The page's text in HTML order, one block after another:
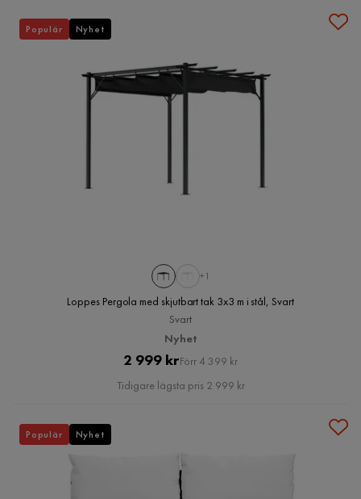
+1
Loppes Pergola med skjutbart tak 3x3 m i stål, Svart
Svart
Nyhet
Pris
2 999 krOriginal
Pris
Förr 4 399 kr
Tidigare lägsta pris 2 999 kr
Populär Nyhet
Populär Nyhet